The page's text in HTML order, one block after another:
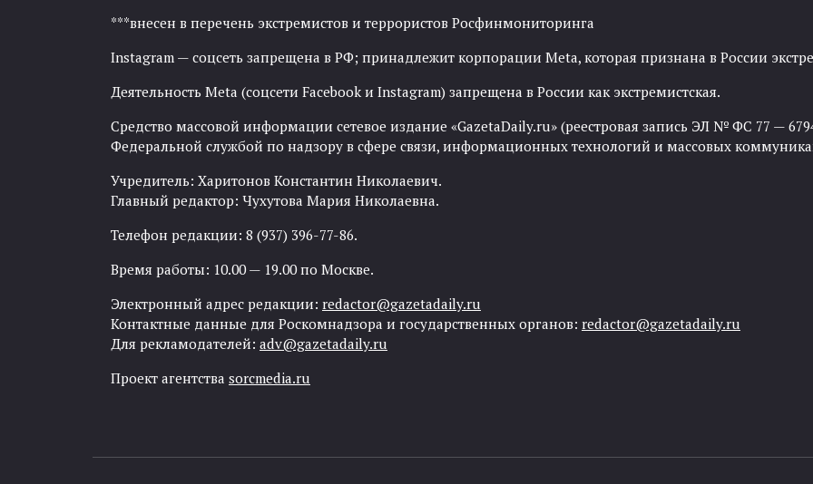
***внесен в перечень экстремистов и террористов Росфинмониторинга
Instagram — соцсеть запрещена в РФ; принадлежит корпорации Meta, которая признана в России
Деятельность Meta (соцсети Facebook и Instagram) запрещена в России как экстремистская.
Средство массовой информации сетевое издание «GazetaDaily.ru» (реестровая запись ЭЛ № ФС 77 —
Федеральной службой по надзору в сфере связи, информационных технологий и массовых
Учредитель: Харитонов Константин Николаевич.
Главный редактор: Чухутова Мария Николаевна.
Телефон редакции: 8 (937) 396-77-86.
Время работы: 10.00 — 19.00 по Москве.
Электронный адрес редакции: redactor@gazetadaily.ru
Контактные данные для Роскомнадзора и государственных органов: redactor@gazetadaily.ru
Для рекламодателей: adv@gazetadaily.ru
Проект агентства sorcmedia.ru